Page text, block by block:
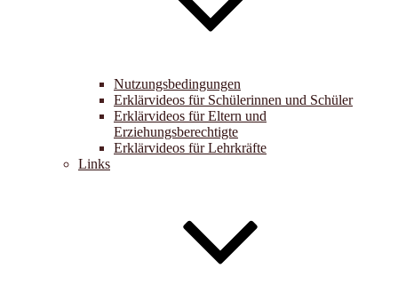
Nutzungsbedingungen
Erklärvideos für Schülerinnen und Schüler
Erklärvideos für Eltern und
Erziehungsberechtigte
Erklärvideos für Lehrkräfte
Links